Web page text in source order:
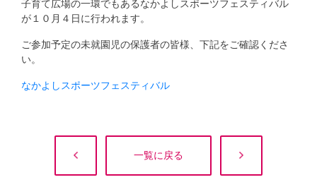
子育て広場の一環でもあるなかよしスポーツフェスティバル
が１０月４日に行われます。
ご参加予定の未就園児の保護者の皆様、下記をご確認くださ
い。
なかよしスポーツフェスティバル
一覧に戻る